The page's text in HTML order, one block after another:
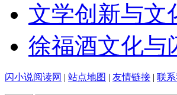
文学创新与文
徐福酒文化与
闪小说阅读网 | 站点地图 | 友情链接 | 联